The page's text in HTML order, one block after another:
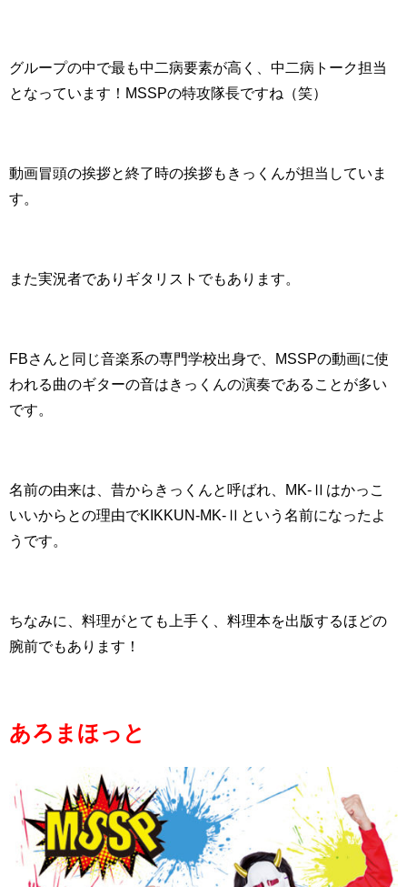
グループの中で最も中二病要素が高く、中二病トーク担当
となっています！ MSSPの特攻隊長ですね（笑）
動画冒頭の挨拶と終了時の挨拶もきっくんが担当していま
す。
また実況者でありギタリストでもあります。
FBさんと同じ音楽系の専門学校出身で、
MSSPの動画に使
われる曲のギターの音はきっくんの演奏であることが多い
です。
名前の由来は、昔からきっくんと呼ばれ、MK-Ⅱはかっこ
いいからとの理由でKIKKUN-MK-Ⅱという名前になったよ
うです。
ちなみに、料理がとても上手く、料理本を出版するほどの
腕前でもあります！
あろまほっと